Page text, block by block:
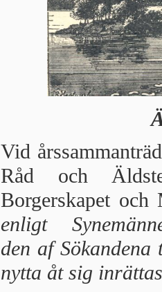
Vid
Råd och
Borgerskapet
enligt
den af
nytta åt sig